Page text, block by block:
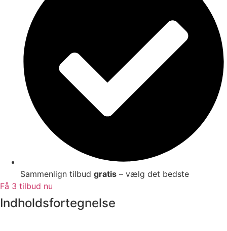
Sammenlign tilbud gratis – vælg det bedste
Få 3 tilbud nu
Indholdsfortegnelse